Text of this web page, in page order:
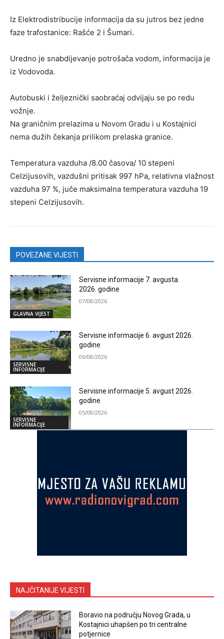
Iz Elektrodistribucije informacija da su jutros bez jedne
faze trafostanice: Rašće 2 i Šumari.
Uredno je snabdijevanje potrošača vodom, informacija je
iz Vodovoda.
Autobuski i željeznički saobraćaj odvijaju se po redu
vožnje.
Na graničnim prelazima u Novom Gradu i u Kostajnici
nema dužih čekanja prilikom prelaska granice.
Temperatura vazduha /8.00 časova/ 10 stepeni
Celzijusovih, vazdušni pritisak 997 hPa, relativna vlažnost
vazduha 97 %, juče maksimalna temperatura vazduha 19
stepeni Celzijusovih.
POVEZANE VIJESTI
GLAVNA VIJEST
Servisne informacije 7. avgusta
2026. godine
07/08/2026
SERVISNE
INFORMACIJE
Servisne informacije 6. avgust 2026.
godine
06/08/2026
SERVISNE
INFORMACIJE
Servisne informacije 5. avgust 2026.
godine
05/08/2026
NAJČITANIJE VIJESTI
Boravio na području Novog Grada, u
Kostajnici uhapšen po tri centralne
potjernice